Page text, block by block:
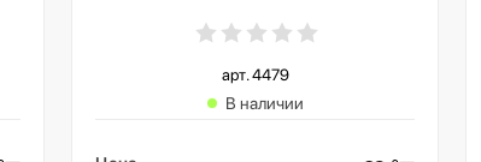
арт. 4479
В наличии